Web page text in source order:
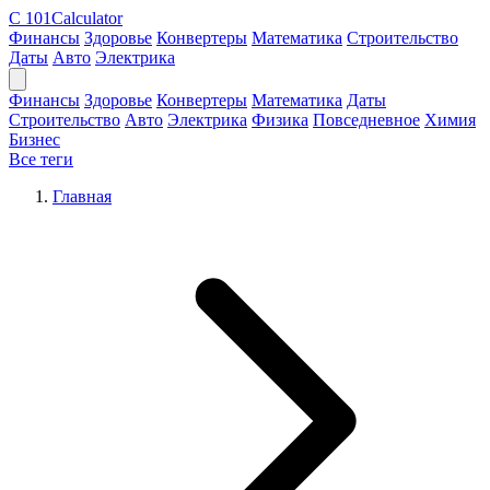
C 101Calculator
Финансы Здоровье Конвертеры Математика Строительство
Даты Авто Электрика
Финансы Здоровье Конвертеры Математика Даты
Строительство Авто Электрика Физика Повседневное Химия
Бизнес
Все теги
Главная